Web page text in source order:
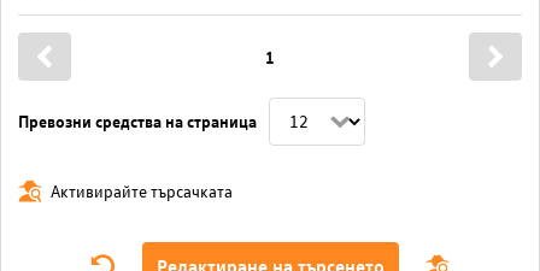
Превозни средства на страница
1
Активирайте търсачката
Редактиране на търсенето